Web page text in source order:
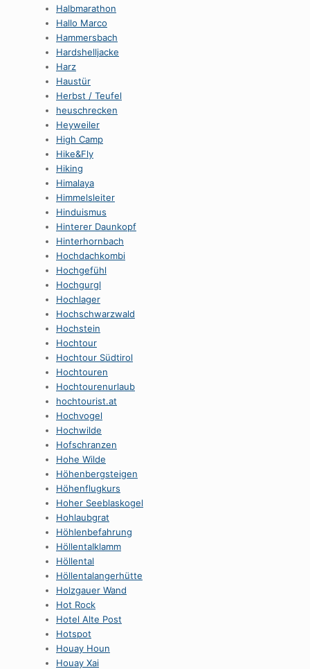
Halbmarathon
Hallo Marco
Hammersbach
Hardshelljacke
Harz
Haustür
Herbst / Teufel
heuschrecken
Heyweiler
High Camp
Hike&Fly
Hiking
Himalaya
Himmelsleiter
Hinduismus
Hinterer Daunkopf
Hinterhornbach
Hochdachkombi
Hochgefühl
Hochgurgl
Hochlager
Hochschwarzwald
Hochstein
Hochtour
Hochtour Südtirol
Hochtouren
Hochtourenurlaub
hochtourist.at
Hochvogel
Hochwilde
Hofschranzen
Hohe Wilde
Höhenbergsteigen
Höhenflugkurs
Hoher Seeblaskogel
Hohlaubgrat
Höhlenbefahrung
HöllentaIklamm
Höllental
Höllentalangerhütte
Holzgauer Wand
Hot Rock
Hotel Alte Post
Hotspot
Houay Houn
Houay Xai